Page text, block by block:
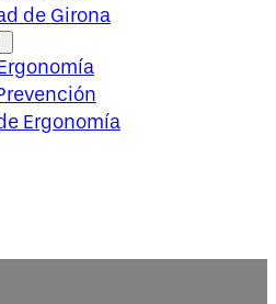
de Girona
Ergonomía